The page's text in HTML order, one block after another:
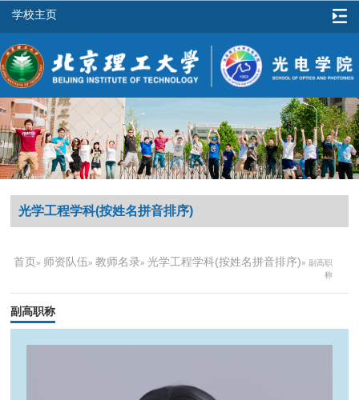
学校主页
光学工程学科(按姓名拼音排序)
首页» 师资队伍» 教师名录» 光学工程学科(按姓名拼音排序)» 副高职
称
副高职称